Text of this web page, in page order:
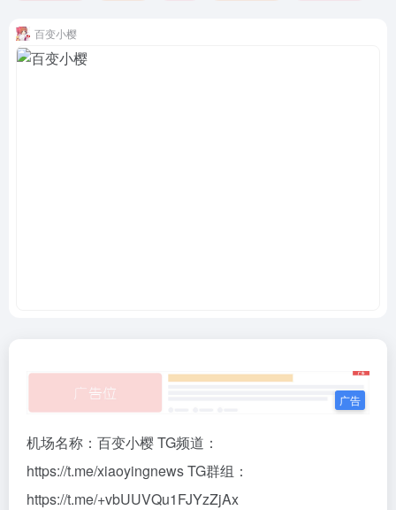
百变小樱
机场名称：百变小樱 TG频道：
https://t.me/xiaoyingnews TG群组：
https://t.me/+vbUUVQu1FJYzZjAx